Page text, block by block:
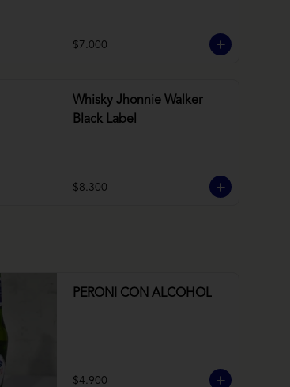
$7.000
Whisky Jhonnie Walker
Black Label
$8.300
PERONI CON ALCOHOL
$4.900